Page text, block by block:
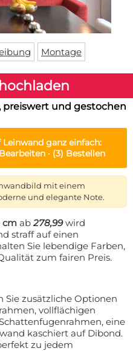
Montage
preiswert und gestochen
Leinwandganz einfach:
Bearbeiten · (3) Bestellen
mit einem
und elegante Note.
cm ab278,99wird
straff auf einen
Sie lebendige Farben,
zum fairen Preis.
Sie zusätzliche Optionen
vollflächigen
eine
kaschiert auf Dibond.
zu jedem